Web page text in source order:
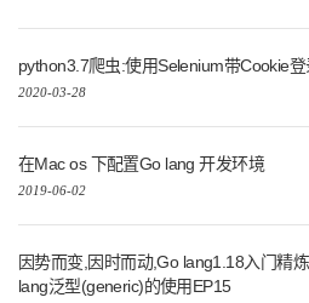
python3.7爬虫:使用Selenium带Cookie
2020-03-28
在Mac os 下配置Go lang 开发环境
2019-06-02
因势而变,因时而动,Go lang1.18入门精
lang泛型(generic)的使用EP15